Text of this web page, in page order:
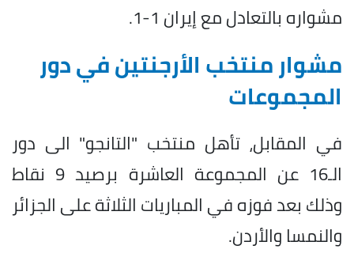
مشواره بالتعادل مع إيران 1-1.
مشوار منتخب الأرجنتين في دور
المجموعات
في المقابل، تأهل منتخب "التانجو" الى دور
الـ16 عن المجموعة العاشرة برصيد 9 نقاط
وذلك بعد فوزه في المباريات الثلاثة على الجزائر
والنمسا والأردن.